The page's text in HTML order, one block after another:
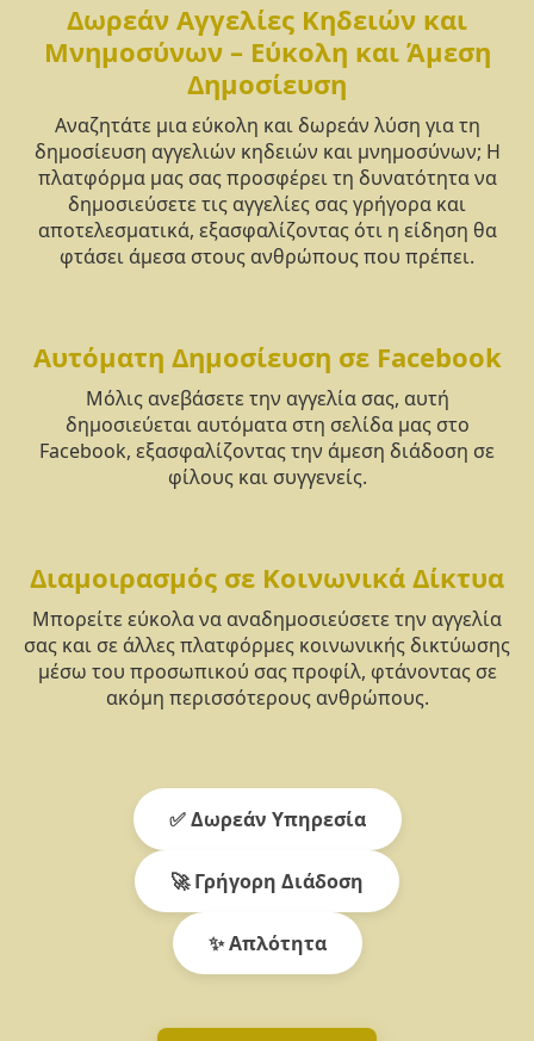
Δωρεάν Αγγελίες Κηδειών και
Μνημοσύνων – Εύκολη και Άμεση
Δημοσίευση
Αναζητάτε μια εύκολη και δωρεάν λύση για τη
δημοσίευση αγγελιών κηδειών και μνημοσύνων; Η
πλατφόρμα μας σας προσφέρει τη δυνατότητα να
δημοσιεύσετε τις αγγελίες σας γρήγορα και
αποτελεσματικά, εξασφαλίζοντας ότι η είδηση θα
φτάσει άμεσα στους ανθρώπους που πρέπει.
Αυτόματη Δημοσίευση σε Facebook
Μόλις ανεβάσετε την αγγελία σας, αυτή
δημοσιεύεται αυτόματα στη σελίδα μας στο
Facebook, εξασφαλίζοντας την άμεση διάδοση σε
φίλους και συγγενείς.
Διαμοιρασμός σε Κοινωνικά Δίκτυα
Μπορείτε εύκολα να αναδημοσιεύσετε την αγγελία
σας και σε άλλες πλατφόρμες κοινωνικής δικτύωσης
μέσω του προσωπικού σας προφίλ, φτάνοντας σε
ακόμη περισσότερους ανθρώπους.
✅ Δωρεάν Υπηρεσία
🚀 Γρήγορη Διάδοση
✨ Απλότητα